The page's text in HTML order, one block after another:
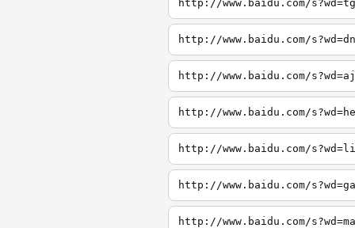
http://www.baidu.com/s?wd=tg
http://www.baidu.com/s?wd=dn
http://www.baidu.com/s?wd=aj
http://www.baidu.com/
http://www.baidu.com/
http://www.baidu.com/
http://www.baidu.com/